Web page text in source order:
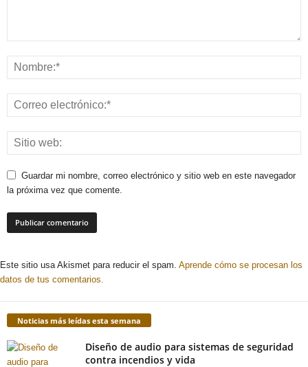
Guardar mi nombre, correo electrónico y sitio web en este navegador
la próxima vez que comente.
Este sitio usa Akismet para reducir el spam. Aprende cómo se procesan los
datos de tus comentarios.
Noticias más leídas esta semana
Diseño de audio para sistemas de seguridad
contra incendios y vida